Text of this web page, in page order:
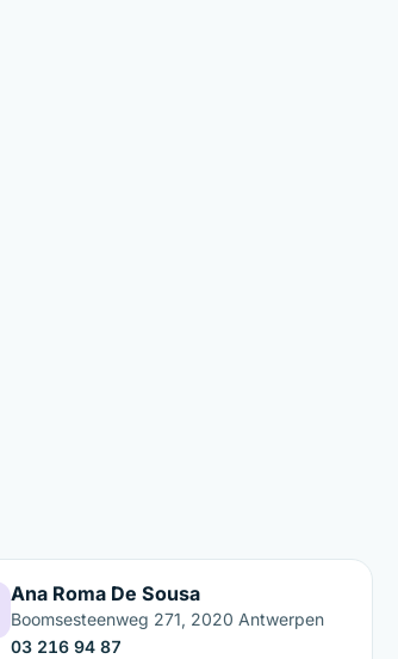
Ana Roma De Sousa
Boomsesteenweg 271, 2020 Antwerpen
03 216 94 87